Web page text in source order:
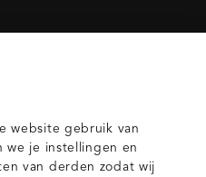
website gebruik van
we je instellingen en
van derden zodat wij